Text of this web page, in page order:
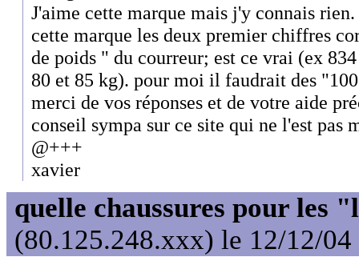
J'aime cette marque mais j'y connais
cette marque les deux premier chiffres
de poids " du courreur; est ce vrai (ex
80 et 85 kg). pour moi il faudrait des
merci de vos réponses et de votre aide
conseil sympa sur ce site qui ne l'est pas
@+++
xavier
quelle chaussures pour les
(80.125.248.xxx) le 12/12/04